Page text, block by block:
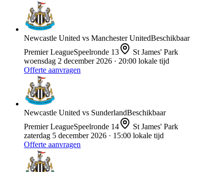
Newcastle United vs Manchester UnitedBeschikbaar
Premier LeagueSpeelronde 13
St James' Park
woensdag 2 december 2026 · 20:00 lokale tijd
Offerte aanvragen
Newcastle United vs SunderlandBeschikbaar
Premier LeagueSpeelronde 14
St James' Park
zaterdag 5 december 2026 · 15:00 lokale tijd
Offerte aanvragen